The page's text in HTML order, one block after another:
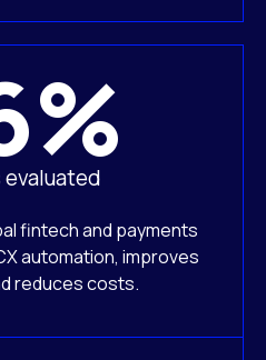
fintech and payments
automation, improves
reduces costs.